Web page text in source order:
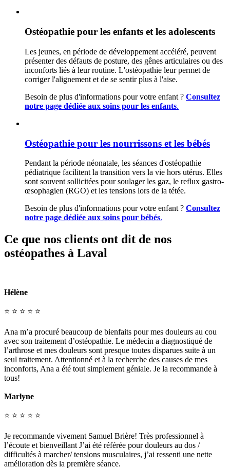
Ostéopathie pour les enfants et les adolescents
Les jeunes, en période de développement accéléré, peuvent
présenter des défauts de posture, des gênes articulaires ou des
inconforts liés à leur routine. L'ostéopathie leur permet de
corriger l'alignement et de se sentir plus à l'aise.
Besoin de plus d'informations pour votre enfant ? Consultez
notre page dédiée aux soins pour les enfants.
Ostéopathie pour les nourrissons et les bébés
Pendant la période néonatale, les séances d'ostéopathie
pédiatrique facilitent la transition vers la vie hors utérus. Elles
sont souvent sollicitées pour soulager les gaz, le reflux gastro-
œsophagien (RGO) et les tensions lors de la tétée.
Besoin de plus d'informations pour votre enfant ? Consultez
notre page dédiée aux soins pour bébés.
Ce que nos clients ont dit de nos
ostéopathes à Laval
Hélène
⭐ ⭐ ⭐ ⭐ ⭐
Ana m’a procuré beaucoup de bienfaits pour mes douleurs au cou
avec son traitement d’ostéopathie. Le médecin a diagnostiqué de
l’arthrose et mes douleurs sont presque toutes disparues suite à un
seul traitement. Attentionné et à la recherche des causes de mes
inconforts, Ana a été tout simplement géniale. Je la recommande à
tous!
Marlyne
⭐ ⭐ ⭐ ⭐ ⭐
Je recommande vivement Samuel Brière! Très professionnel à
l’écoute et bienveillant J’ai été référée pour douleurs au dos /
difficultés à marcher/ tensions musculaires, j’ai ressenti une nette
amélioration dès la première séance.